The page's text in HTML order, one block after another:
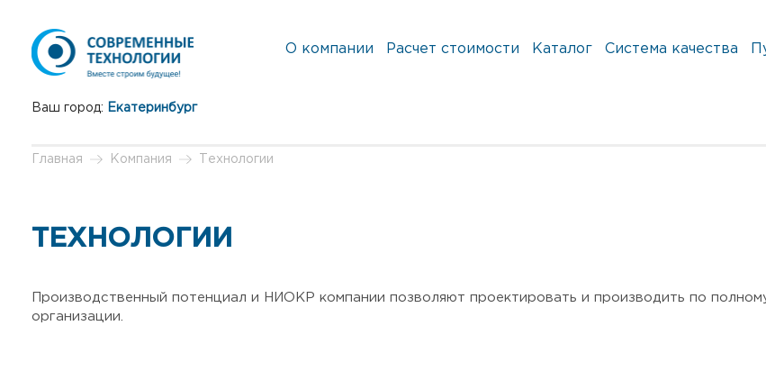
О компании Расчет стоимости Каталог Система качества
Ваш город: Екатеринбург
Главная Компания Технологии
ТЕХНОЛОГИИ
Производственный потенциал и НИОКР компании позволяют проектировать и производить по
организации.